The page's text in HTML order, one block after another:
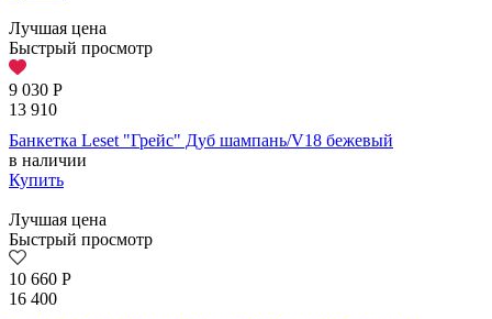
Лучшая цена
Быстрый просмотр
9 030 Р
13 910
Банкетка Leset "Грейс" Дуб шампань/V18 бежевый
в наличии
Купить
Лучшая цена
Быстрый просмотр
10 660 Р
16 400